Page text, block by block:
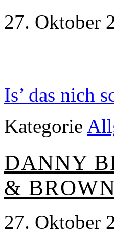
27. Oktober
Is’ das nich
Kategorie
DANNY
&
27. Oktober